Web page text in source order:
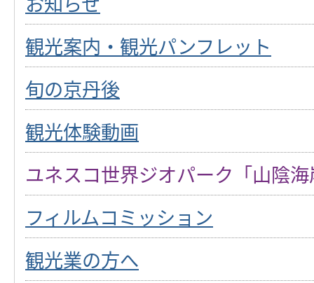
観光案内・観光パンフレット
旬の京丹後
観光体験動画
ユネスコ世界ジオパーク「山陰
フィルムコミッション
観光業の方へ